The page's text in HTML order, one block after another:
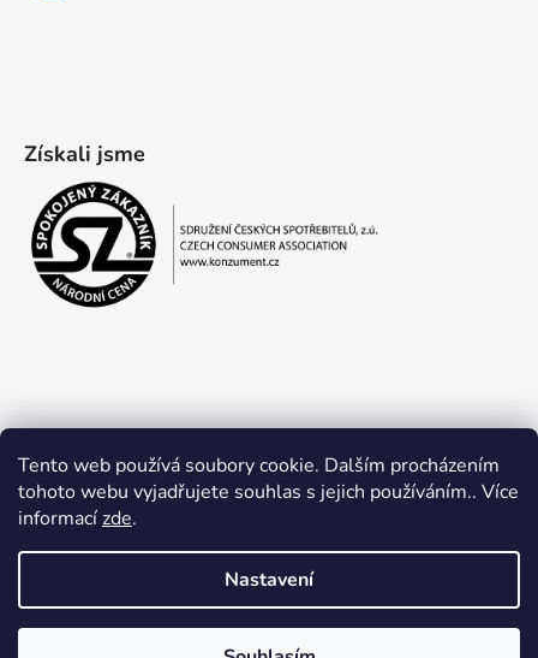
Tento web používá soubory cookie. Dalším procházením
tohoto webu vyjadřujete souhlas s jejich používáním.. Více
informacízde.
Nastavení
Získali jsme
Obchodní podmínky Ochrana osobních údajů